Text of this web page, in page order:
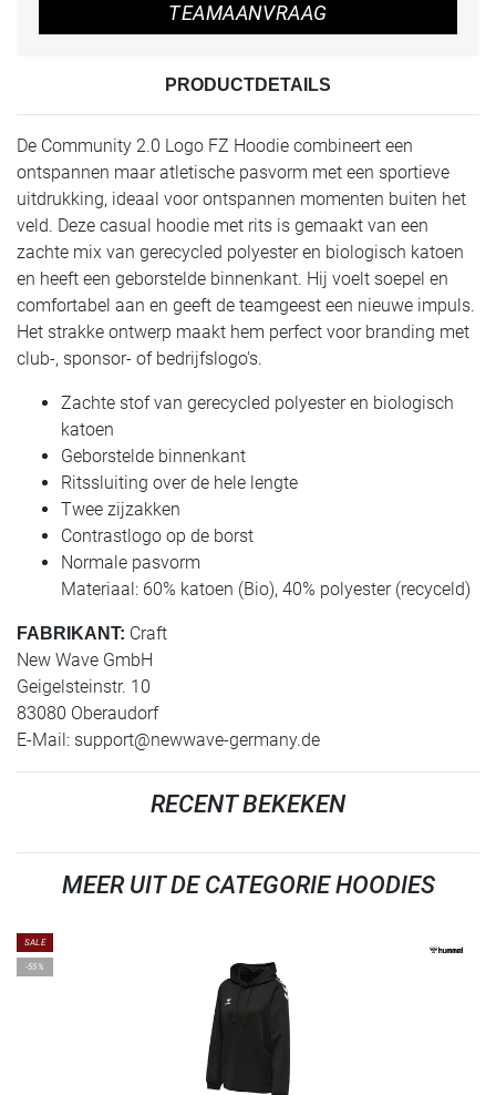
TEAMAANVRAAG
PRODUCTDETAILS
De Community 2.0 Logo FZ Hoodie combineert een
ontspannen maar atletische pasvorm met een sportieve
uitdrukking, ideaal voor ontspannen momenten buiten het
veld. Deze casual hoodie met rits is gemaakt van een
zachte mix van gerecycled polyester en biologisch katoen
en heeft een geborstelde binnenkant. Hij voelt soepel en
comfortabel aan en geeft de teamgeest een nieuwe impuls.
Het strakke ontwerp maakt hem perfect voor branding met
club-, sponsor- of bedrijfslogo's.
Zachte stof van gerecycled polyester en biologisch
katoen
Geborstelde binnenkant
Ritssluiting over de hele lengte
Twee zijzakken
Contrastlogo op de borst
Normale pasvorm
Materiaal: 60% katoen (Bio), 40% polyester (recyceld)
FABRIKANT: Craft
New Wave GmbH
Geigelsteinstr. 10
83080 Oberaudorf
E-Mail: support@newwave-germany.de
RECENT BEKEKEN
MEER UIT DE CATEGORIE HOODIES
SALE
-55%